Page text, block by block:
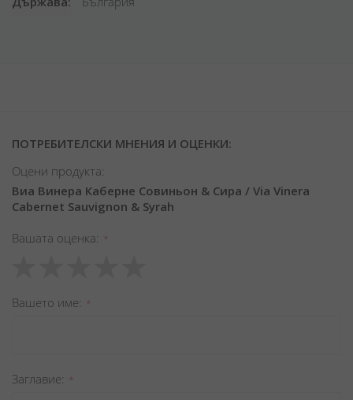
ПОТРЕБИТЕЛСКИ МНЕНИЯ И ОЦЕНКИ:
Оцени продукта:
Виа Винера Каберне Совиньон & Сира / Via Vinera
Cabernet Sauvignon & Syrah
Вашата оценка
star
stars
stars
stars
stars
Вашето име
Заглавиe